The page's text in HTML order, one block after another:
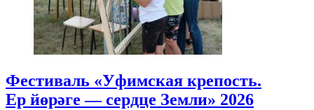
Фестиваль «Уфимская крепость.
Ер йөрәге — сердце Земли» 2026